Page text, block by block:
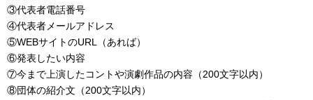
③代表者電話番号
④代表者メールアドレス
⑤WEBサイトのURL（あれば）
⑥発表したい内容
⑦今まで上演したコントや演劇作品の内容（200文字以内）
⑧団体の紹介文（200文字以内）